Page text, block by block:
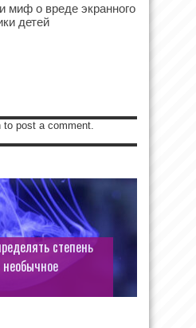
миф о вреде экранного
детей
to post a comment.
степень
необычное